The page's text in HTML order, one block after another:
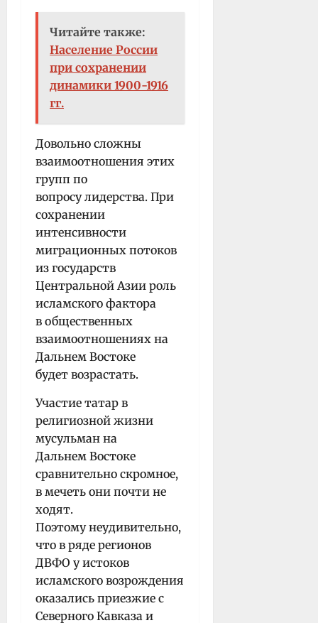
Читайте также:
Население России
при сохранении
динамики 1900-1916
гг.
Довольно сложны
взаимоотношения этих
групп по
вопросу лидерства. При
сохранении
интенсивности
миграционных потоков
из государств
Центральной Азии роль
исламского фактора
в общественных
взаимоотношениях на
Дальнем Востоке
будет возрастать.
Участие татар в
религиозной жизни
мусульман на
Дальнем Востоке
сравнительно скромное,
в мечеть они почти не
ходят.
Поэтому неудивительно,
что в ряде регионов
ДВФО у истоков
исламского возрождения
оказались приезжие с
Северного Кавказа и